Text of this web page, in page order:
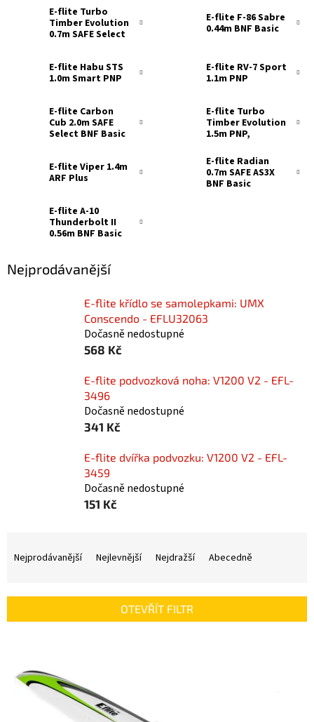
E-flite Turbo
Timber Evolution
0.7m SAFE Select
E-flite F-86 Sabre
0.44m BNF Basic
E-flite Habu STS
1.0m Smart PNP
E-flite RV-7 Sport
1.1m PNP
E-flite Carbon
Cub 2.0m SAFE
Select BNF Basic
E-flite Turbo
Timber Evolution
1.5m PNP,
E-flite Viper 1.4m
ARF Plus
E-flite Radian
0.7m SAFE AS3X
BNF Basic
E-flite A-10
Thunderbolt II
0.56m BNF Basic
Nejprodávanější
E-flite křídlo se samolepkami: UMX
Conscendo - EFLU32063
Dočasně nedostupné
568 Kč
E-flite podvozková noha: V1200 V2 - EFL-
3496
Dočasně nedostupné
341 Kč
E-flite dvířka podvozku: V1200 V2 - EFL-
3459
Dočasně nedostupné
151 Kč
n
Nejprodávanější Nejlevnější Nejdražší Abecedně
OTEVŘÍT FILTR